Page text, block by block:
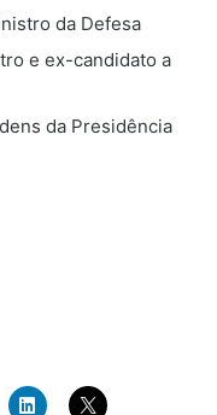
da Defesa
e ex-candidato a
da Presidência